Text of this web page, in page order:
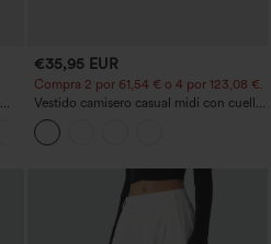
€35,95 EUR
Compra 2 por 61,54 € o 4 por 123,08 €.
Vestido camisero casual midi con cuello,
mangas casquillo, cinturón, dobladillo
curvo con abertura y bolsillos